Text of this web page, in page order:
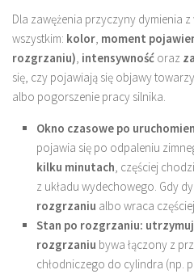
Dla zawężenia przyczyny dymienia
wszystkim: kolor moment
rozgrzaniu) intensywność oraz
się, czy pojawiają się objawy
albo pogorszenie pracy silnika.
Okno czasowe po
pojawia się po odpaleniu
kilku minutach , częściej
z układu wydechowego. Gdy
rozgrzaniu albo wraca
Stan po rozgrzaniu:
rozgrzaniu bywa łączony z
chłodniczego do cylindra (np.